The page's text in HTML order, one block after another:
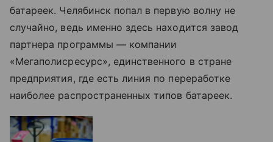
батареек. Челябинск попал в первую волну не
случайно, ведь именно здесь находится завод
партнера программы — компании
«Мегаполисресурс», единственного в стране
предприятия, где есть линия по переработке
наиболее распространенных типов батареек.